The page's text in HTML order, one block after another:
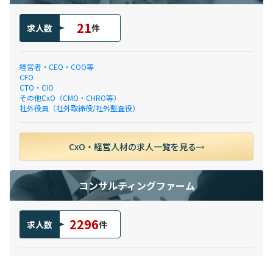
求人数 21件
経営者・CEO・COO等
CFO
CTO・CIO
その他CxO（CMO・CHRO等）
社外役員（社外取締役/社外監査役）
CxO・経営人材の求人一覧を見る
コンサルティングファーム
求人数 2296件